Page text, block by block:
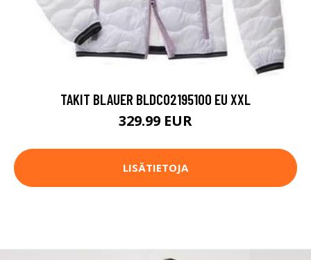
TAKIT BLAUER BLDC02195100 EU XXL
329.99 EUR
LISÄTIETOJA